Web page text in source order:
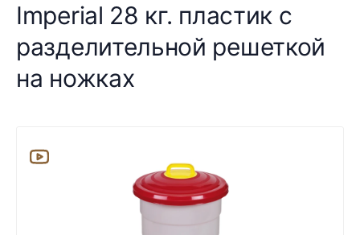
Imperial 28 кг. пластик с
разделительной решеткой
на ножках